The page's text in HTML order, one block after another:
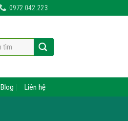
0972.042.223
Blog Liên hệ